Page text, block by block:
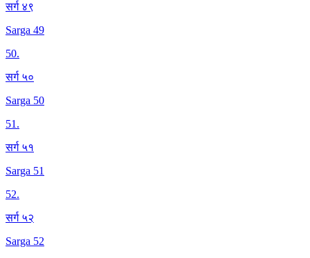
सर्ग ४९
Sarga 49
50.
सर्ग ५०
Sarga 50
51.
सर्ग ५१
Sarga 51
52.
सर्ग ५२
Sarga 52